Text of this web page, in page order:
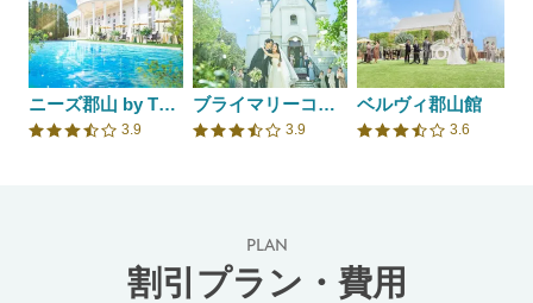
ニーズ郡山 by T&G WEDDING(旧 アーククラブ迎賓館 郡山)
口コミ評価
3.9
ブライマリーコート/SKYPALACE ASSOCIATES
口コミ評価
3.9
ベルヴィ郡山館
口コミ評価
3.6
PLAN
割引プラン・費用